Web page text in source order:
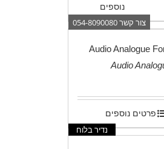
נוספים
צור קשר 054-8090080
Audio Analogue
פרטים נוספים
נדיר בלוח